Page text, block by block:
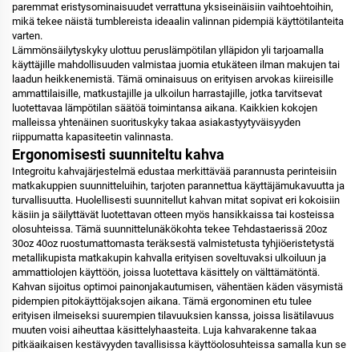
paremmat eristysominaisuudet verrattuna yksiseinäisiin vaihtoehtoihin,
mikä tekee näistä tumblereista ideaalin valinnan pidempiä käyttötilanteita
varten.
Lämmönsäilytyskyky ulottuu peruslämpötilan ylläpidon yli tarjoamalla
käyttäjille mahdollisuuden valmistaa juomia etukäteen ilman makujen tai
laadun heikkenemistä. Tämä ominaisuus on erityisen arvokas kiireisille
ammattilaisille, matkustajille ja ulkoilun harrastajille, jotka tarvitsevat
luotettavaa lämpötilan säätöä toimintansa aikana. Kaikkien kokojen
malleissa yhtenäinen suorituskyky takaa asiakastyytyväisyyden
riippumatta kapasiteetin valinnasta.
Ergonomisesti suunniteltu kahva
Integroitu kahvajärjestelmä edustaa merkittävää parannusta perinteisiin
matkakuppien suunnitteluihin, tarjoten parannettua käyttäjämukavuutta ja
turvallisuutta. Huolellisesti suunnitellut kahvan mitat sopivat eri kokoisiin
käsiin ja säilyttävät luotettavan otteen myös hansikkaissa tai kosteissa
olosuhteissa. Tämä suunnittelunäkökohta tekee Tehdastaerissä 20oz
30oz 40oz ruostumattomasta teräksestä valmistetusta tyhjiöeristetystä
metallikupista matkakupin kahvalla erityisen soveltuvaksi ulkoiluun ja
ammattiolojen käyttöön, joissa luotettava käsittely on välttämätöntä.
Kahvan sijoitus optimoi painonjakautumisen, vähentäen käden väsymistä
pidempien pitokäyttöjaksojen aikana. Tämä ergonominen etu tulee
erityisen ilmeiseksi suurempien tilavuuksien kanssa, joissa lisätilavuus
muuten voisi aiheuttaa käsittelyhaasteita. Luja kahvarakenne takaa
pitkäaikaisen kestävyyden tavallisissa käyttöolosuhteissa samalla kun se